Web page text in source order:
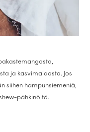
ja kasvimaidosta. Jos
siihen hampunsiemeniä,
pähkinöitä.